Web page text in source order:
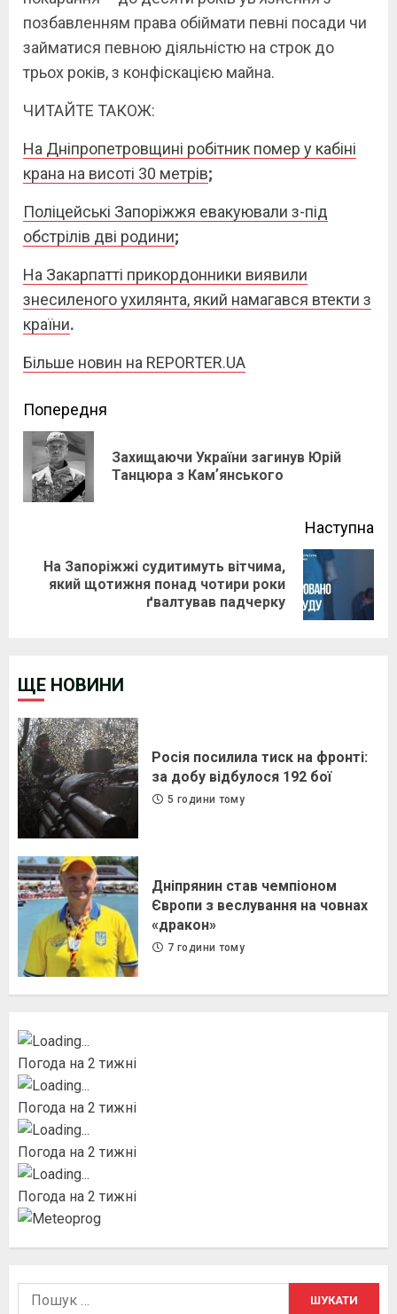
позбавленням права обіймати певні посади чи
займатися певною діяльністю на строк до
трьох років, з конфіскацією майна.
ЧИТАЙТЕ ТАКОЖ:
На Дніпропетровщині робітник помер у кабіні
крана на висоті 30 метрів;
Поліцейські Запоріжжя евакуювали з-під
обстрілів дві родини;
На Закарпатті прикордонники виявили
знесиленого ухилянта, який намагався втекти з
країни.
Більше новин на REPORTER.UA
Continue
Reading
Попередня
Захищаючи України загинув Юрій
Танцюра з Камʼянського
Наступна
Next
На Запоріжжі судитимуть вітчима,
який щотижня понад чотири роки
ґвалтував падчерку
ЩЕ НОВИНИ
Росія посилила тиск на фронті:
за добу відбулося 192 бої
5 години тому
Дніпрянин став чемпіоном
Європи з веслування на човнах
«дракон»
7 години тому
Погода на 2 тижні
Погода на 2 тижні
Погода на 2 тижні
Погода на 2 тижні
Пошук: